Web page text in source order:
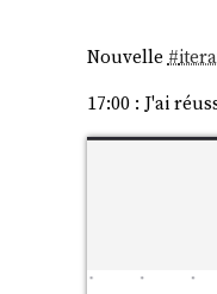
Nouvelle #
17:00 : J'ai